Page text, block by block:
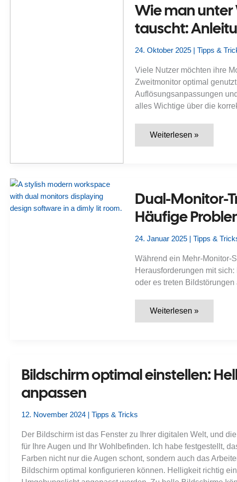
DVI
und
USB‑C
im
mit
Wie man unter
tauscht:
24. Oktober 2025 | Tipps &
Viele Nutzer möchten ihre
Zweitmonitor optimal
Auflösungsanpassungen
alles Wichtige über die
Wie
2
tauscht:
Anleitung
und
Weiterlesen »
Dual-Monitor-
Häufige
24. Januar 2025 | Tipps &
Während ein Mehr-Monitor-
Herausforderungen mit
oder es treten
Dual-
hilfreiche
Tricks
Weiterlesen »
Bildschirm optimal einstellen:
anpassen
12. November 2024 | Tipps & Tricks
Der Bildschirm ist das Fenster zu Ihrer digitalen Welt, und
für Ihre Augen und Ihr Wohlbefinden. Ich habe festgestellt,
Farben nicht nur die Augen schont, sondern auch das
Bildschirm optimal konfigurieren können. Helligkeit richtig